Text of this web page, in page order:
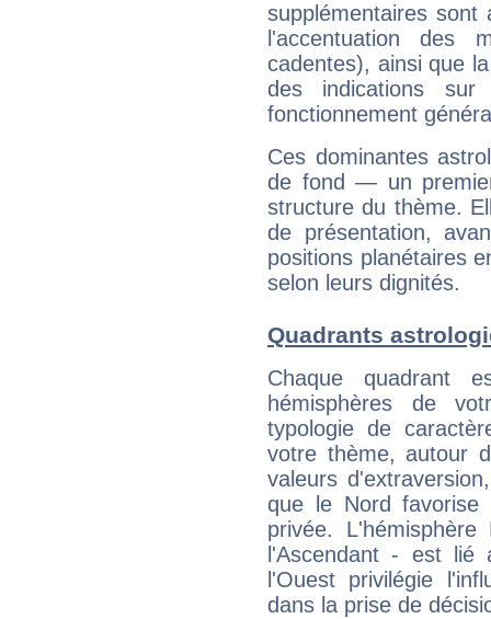
supplémentaires sont
l'accentuation des
cadentes), ainsi que
des indications sur
fonctionnement
Ces dominantes
de fond — un
structure du thème.
de présentation,
positions planétaires
selon leurs dignités.
Quadrants
Chaque quadrant
hémisphères de
typologie de
votre thème, autour
valeurs
que le Nord favorise
privée.
l'Ascendant - est
l'Ouest privilégie
dans la prise de